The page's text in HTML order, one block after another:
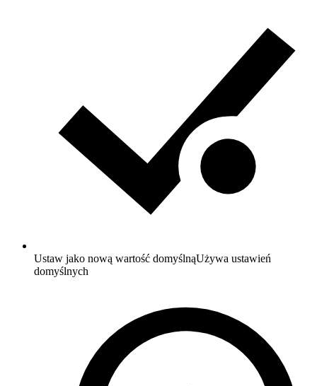
Ustaw jako nową wartość domyślnąUżywa ustawień
domyślnych